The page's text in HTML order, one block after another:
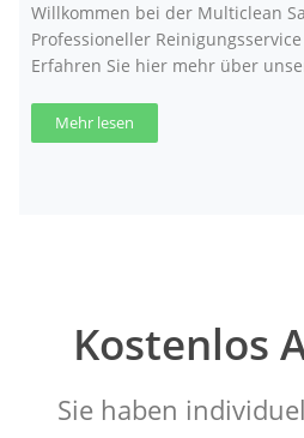
Willkommen bei der Multiclean
Professioneller
Erfahren Sie hier mehr über
Mehr lesen
Kostenlos
Sie haben